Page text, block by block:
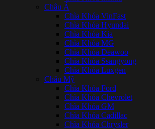
Châu Á
Chìa Khóa VinFast
Chìa Khóa Hyundai
Chìa Khóa Kia
Chìa Khóa MG
Chìa Khóa Deawoo
Chìa Khóa Ssangyong
Chìa Khóa Luxgen
Châu Mỹ
Chìa Khóa Ford
Chìa Khóa Chevrolet
Chìa Khóa GM
Chìa Khóa Cadillac
Chìa Khóa Chrysler